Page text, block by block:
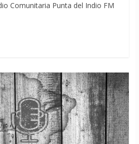
Comunitaria Punta del Indio FM